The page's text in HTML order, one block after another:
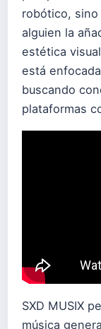
robótico, sino
alguien la
estética
está
buscando
plataformas
SXD MUSIX
música